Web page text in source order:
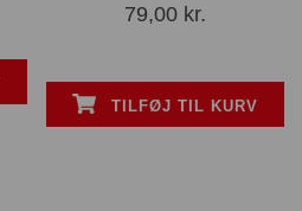
79,00 kr.
TILFØJ TIL KURV